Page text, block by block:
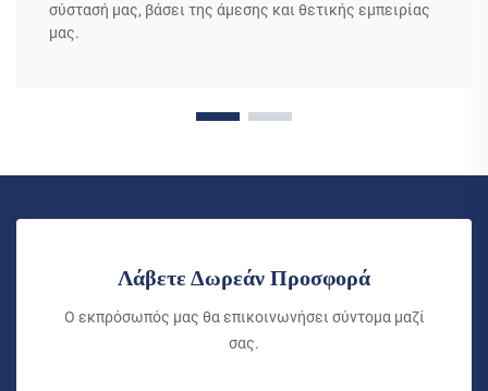
σύστασή μας, βάσει της άμεσης και θετικής εμπειρίας
μας.
Λάβετε Δωρεάν Προσφορά
Ο εκπρόσωπός μας θα επικοινωνήσει σύντομα μαζί
σας.